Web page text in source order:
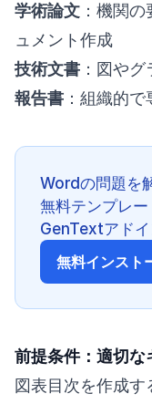
学術論文 ：機関
ュメント作成
技術文書 ：図や
報告書 ：組織的
Wordの問題を
無料テンプレ
GenTextアドイ
無料インスト
前提条件：適切な
図表目次を作成